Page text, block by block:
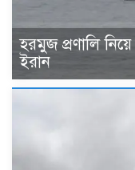
হরমুজ প্রণালি নিয়ে
ইরান